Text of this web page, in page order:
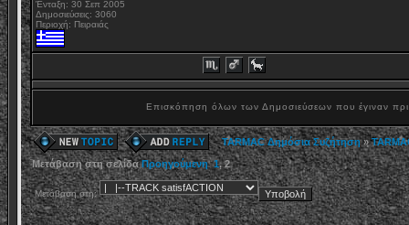
Ένταξη: 30 Σεπ 2005
Δημοσιεύσεις: 3060
Περιοχή: Πειραιάς
Επισκόπηση όλων των Δημοσιεύσεων που έγιναν
TARMAC Δημόσια Συζήτηση»
Μετάβαση στη σελίδαΠροηγούμενη 1,2
Μετάβαση στη: